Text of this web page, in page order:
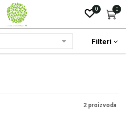
0
0
Filteri
2 proizvoda